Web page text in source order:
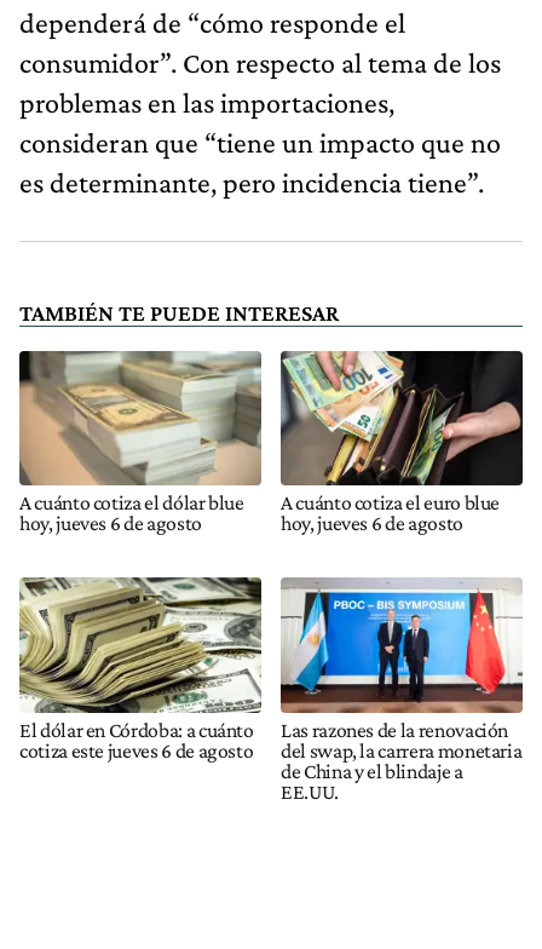
dependerá de “cómo responde el
consumidor”. Con respecto al tema de los
problemas en las importaciones,
consideran que “tiene un impacto que no
es determinante, pero incidencia tiene”.
TAMBIÉN TE PUEDE INTERESAR
A cuánto cotiza el dólar blue
hoy, jueves 6 de agosto
A cuánto cotiza el euro blue
hoy, jueves 6 de agosto
El dólar en Córdoba: a cuánto
cotiza este jueves 6 de agosto
Las razones de la renovación
del swap, la carrera monetaria
de China y el blindaje a
EE.UU.